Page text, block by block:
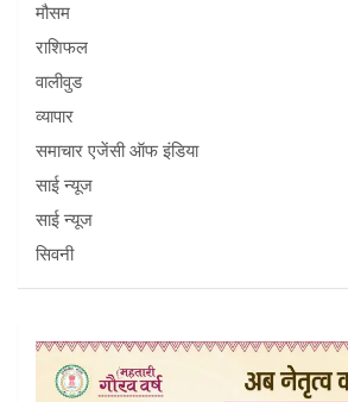
मौसम
राशिफल
वालीवुड
व्यापार
समाचार एजेंसी ऑफ इंडिया
साई न्यूज
साई न्यूज
सिवनी